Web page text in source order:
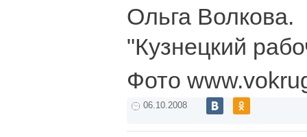
Ольга Волкова.
"Кузнецкий
Фото
06.10.2008